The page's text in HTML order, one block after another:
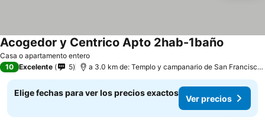
Casa o apartamento entero
Acogedor y Centrico Apto 2hab-1baño
10 Excelente 5 a 3.0 km de: Templo y campanario de San Francisco de Asís
Elige fechas para ver los precios exactos
Ver precios